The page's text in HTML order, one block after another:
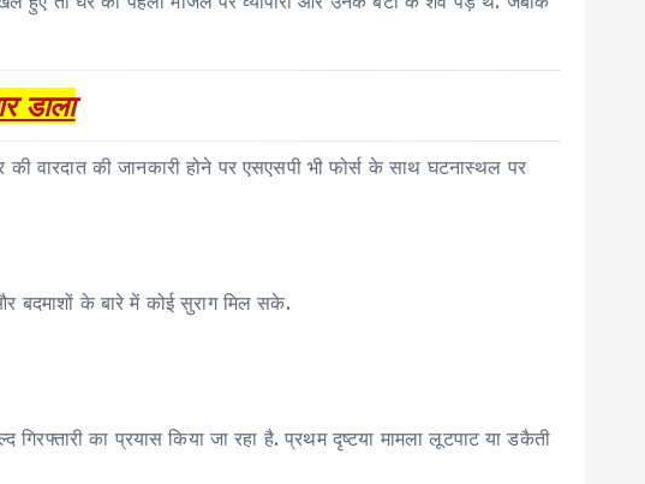
डाला
वारदात की जानकारी होने पर एसएसपी भी फोर्स के साथ घटनास्थल पर
बदमाशों के बारे में कोई सुराग मिल सके.
का प्रयास किया जा रहा है. प्रथम दृष्टया मामला लूटपाट या डकैती